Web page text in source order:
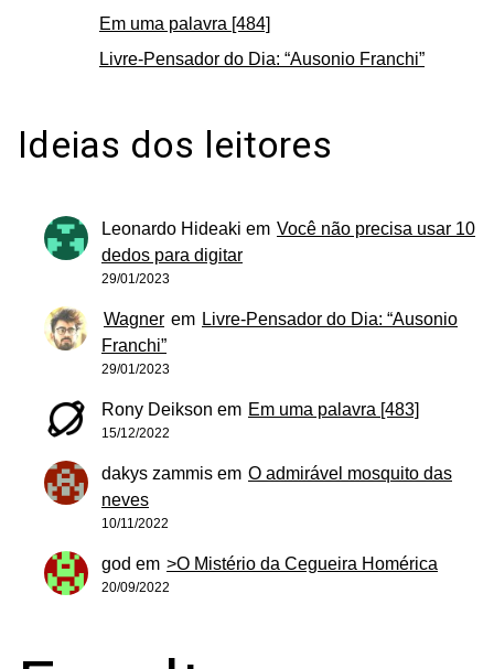
Em uma palavra [484]
Livre-Pensador do Dia: “Ausonio Franchi”
Ideias dos leitores
Leonardo Hideaki em Você não precisa usar 10
dedos para digitar
29/01/2023
Wagner em Livre-Pensador do Dia: “Ausonio
Franchi”
29/01/2023
Rony Deikson em Em uma palavra [483]
15/12/2022
dakys zammis em O admirável mosquito das
neves
10/11/2022
god em >O Mistério da Cegueira Homérica
20/09/2022